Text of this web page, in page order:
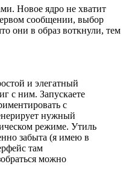
Новое ядро не хватит
сообщении, выбор
они в образ воткнули, тем
и элегатный
с ним. Запускаете
с
нужный
режиме. Утиль
забыта (я имею в
там
можно